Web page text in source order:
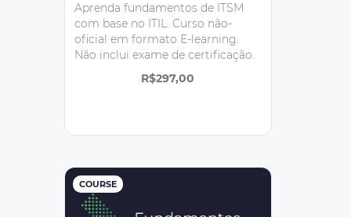
Aprenda fundamentos de ITSM
com base no ITIL. Curso não-
oficial em formato E-learning.
Não inclui exame de certificação.
R$297,00
COURSE